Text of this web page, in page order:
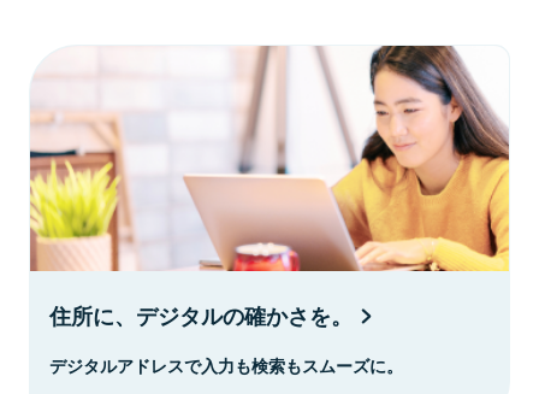
住所に、デジタルの確かさを。
デジタルアドレスで入力も検索もスムーズに。